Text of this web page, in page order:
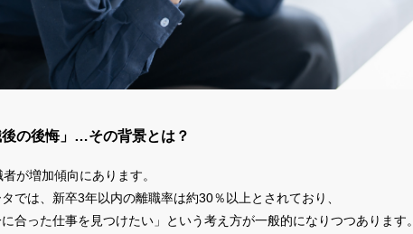
の後悔」…その背景とは？
が増加傾向にあります。
では、新卒3年以内の離職率は約30％以上とされており、
に合った仕事を見つけたい」という考え方が一般的になりつつあります。